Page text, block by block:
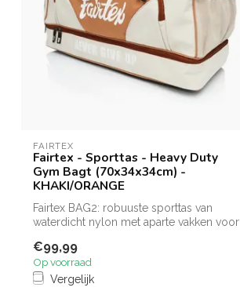
FAIRTEX
Fairtex - Sporttas - Heavy Duty
Gym Bagt (70x34x34cm) -
KHAKI/ORANGE
Fairtex BAG2: robuuste sporttas van
waterdicht nylon met aparte vakken voor
€99,99
Op voorraad
Vergelijk